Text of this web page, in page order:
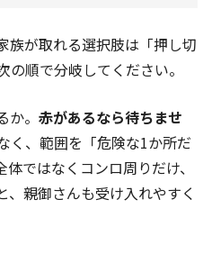
族が取れる選択肢は「押し切
順で分岐してください。
。 赤があるなら待ちませ
く、範囲を「危険な1か所だ
ではなくコンロ周りだけ、
、親御さんも受け入れやすく